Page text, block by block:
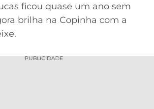
ficou quase um ano sem
brilha na Copinha com a
PUBLICIDADE